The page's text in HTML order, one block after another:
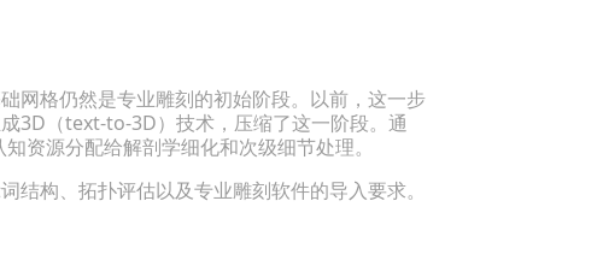
网格仍然是专业雕刻的初始阶段。以前，这一步
3D（text-to-3D）技术，压缩了这一阶段。通
资源分配给解剖学细化和次级细节处理。
构、拓扑评估以及专业雕刻软件的导入要求。